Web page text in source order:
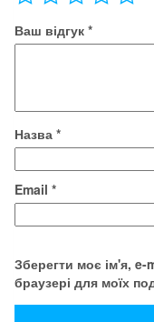
Ваш відгук *
Назва *
Email *
Зберегти моє ім'я,
браузері для моїх